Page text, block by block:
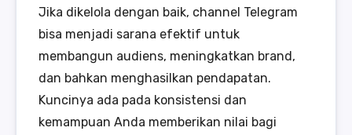
Jika dikelola dengan baik, channel Telegram
bisa menjadi sarana efektif untuk
membangun audiens, meningkatkan brand,
dan bahkan menghasilkan pendapatan.
Kuncinya ada pada konsistensi dan
kemampuan Anda memberikan nilai bagi